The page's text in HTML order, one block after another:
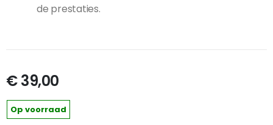
de prestaties.
€ 39,00
Op voorraad